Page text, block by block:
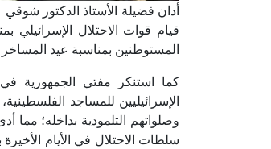
أدان فضيلة الأستاذ الدكتور شوقي
قيام قوات الاحتلال الإسرائيلي
المستوطنين بمناسبة عيد
كما استنكر مفتي الجمهورية في
الإسرائيليين للمساجد
وصلواتهم التلمودية بداخله؛ مما
سلطات الاحتلال في الأيام